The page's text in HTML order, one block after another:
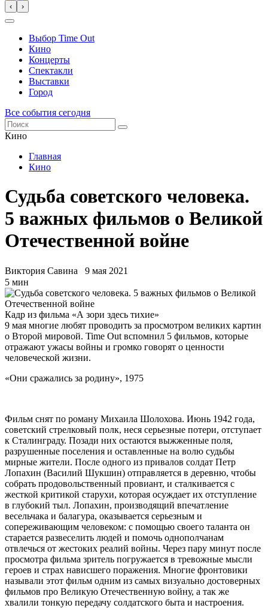
‹ ›
Выбор Time Out
Кино
Концерты
Спектакли
Выставки
Город
Все события сегодня
Кино
Главная
Кино
Судьба советского человека.
5 важных фильмов о Великой
Отечественной войне
Виктория Савина
9 мая 2021
5 мин
Кадр из фильма «А зори здесь тихие»
9 мая многие любят проводить за просмотром великих картин
о Второй мировой. Time Out вспомнил 5 фильмов, которые
отражают ужасы войны и громко говорят о ценности
человеческой жизни.
«Они сражались за родину», 1975
Фильм снят по роману Михаила Шолохова. Июнь 1942 года,
советский стрелковый полк, неся серьезные потери, отступает
к Сталинграду. Позади них остаются выжженные поля,
разрушенные поселения и оставленные на волю судьбы
мирные жители. После одного из привалов солдат Петр
Лопахин (Василий Шукшин) отправляется в деревню, чтобы
собрать продовольственный провиант, и сталкивается с
жесткой критикой старухи, которая осуждает их отступление
в глубокий тыл. Лопахин, производящий впечатление
весельчака и балагура, оказывается серьезным и
сопереживающим человеком: с помощью своего таланта он
старается развеселить людей и помочь однополчанам
отвлечься от жестоких реалий войны. Через пару минут после
просмотра фильма зритель погружается в тревожные мысли
героев и страх нависшего поражения. Многие фронтовики
называли этот фильм одним из самых визуально достоверных
фильмов про Великую Отечественную войну, а так же
хвалили тонкую передачу солдатского быта и настроения.